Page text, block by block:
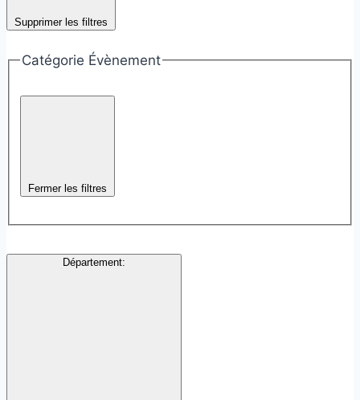
Supprimer les filtres
Catégorie Évènement
Fermer les filtres
Département: